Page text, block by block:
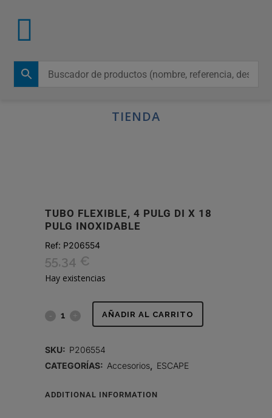
TIENDA
TUBO FLEXIBLE, 4 PULG DI X 18
PULG INOXIDABLE
Ref: P206554
55,34 €
Hay existencias
TUBO AÑADIR AL CARRITO
SKU: P206554
CATEGORÍAS: Accesorios ESCAPE
ADDITIONAL INFORMATION